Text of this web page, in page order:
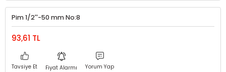
Pim 1/2''-50 mm No:8
93,61 TL
Tavsiye Et Fiyat Alarmı
Yorum Yap